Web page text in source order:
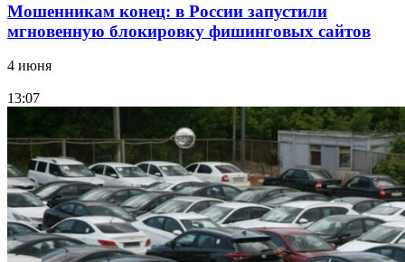
Мошенникам конец: в России запустили
мгновенную блокировку фишинговых сайтов
4 июня
13:07